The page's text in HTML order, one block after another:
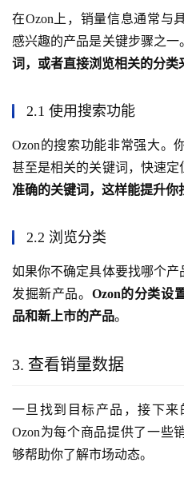
在Ozon上，销量信息通常与
感兴趣的产品是关键步骤之一
词，或者直接浏览相关的分类
2.1 使用搜索功能
Ozon的搜索功能非常强大。
甚至是相关的关键词，快速定
准确的关键词，这样能提升你
2.2 浏览分类
如果你不确定具体要找哪个
发掘新产品。 Ozon的分类设
品和新上市的产品。
3. 查看销量数据
一旦找到目标产品，接下来
Ozon为每个商品提供了一些
够帮助你了解市场动态。